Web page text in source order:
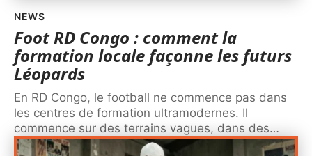
NEWS
Foot RD Congo : comment la
formation locale façonne les futurs
Léopards
En RD Congo, le football ne commence pas dans
les centres de formation ultramodernes. Il
commence sur des terrains vagues, dans des…